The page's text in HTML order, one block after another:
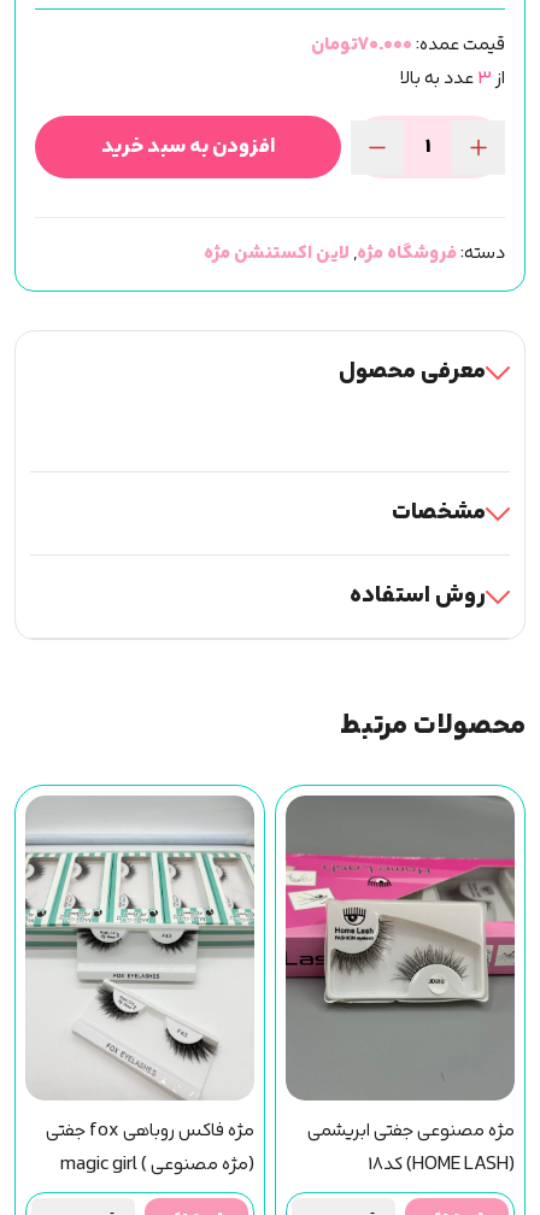
قیمت عمده:70.000تومان
از3عدد به بالا
برند
لش
پرو
LP
افزودن به سبد خرید
دسته:فروشگاه مژه, لاین اکستنشن مژه
معرفی محصول
مشخصات
روش استفاده
محصولات مرتبط
مژه مصنوعی جفتی ابریشمی
(HOME LASH) کد18
مژه فاکس روباهی fox جفتی
(مژه مصنوعی ) magic girl
(f43) مجیک گرل